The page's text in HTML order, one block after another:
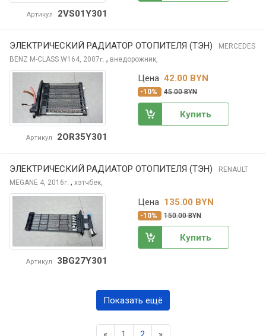
Артикул 2VS01Y301
ЭЛЕКТРИЧЕСКИЙ РАДИАТОР ОТОПИТЕЛЯ (ТЭН)
MERCEDES
BENZ M-CLASS W164, 2007г. , внедорожник,
Артикул 2OR35Y301
Цена 42.00 BYN
-10% 45.00 BYN
Купить
ЭЛЕКТРИЧЕСКИЙ РАДИАТОР ОТОПИТЕЛЯ (ТЭН)
RENAULT
MEGANE 4, 2016г. , хэтчбек,
Артикул 3BG27Y301
Цена 135.00 BYN
-10% 150.00 BYN
Купить
Показать ещё
Previous Next